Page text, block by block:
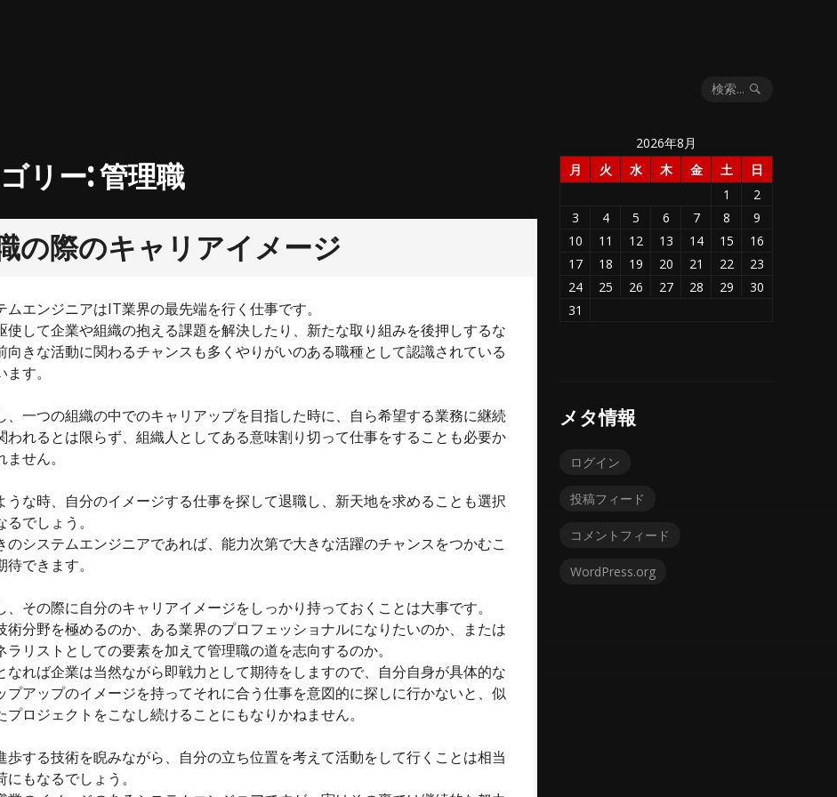
検索...
リー:管理職
の際のキャリアイメージ
ムエンジニアはIT業界の最先端を行く仕事です。
使して企業や組織の抱える課題を解決したり、新たな取り組みを後押しするな
向きな活動に関わるチャンスも多くやりがいのある職種として認識されている
ます。
、一つの組織の中でのキャリアップを目指した時に、自ら希望する業務に継続
われるとは限らず、組織人としてある意味割り切って仕事をすることも必要か
ません。
うな時、自分のイメージする仕事を探して退職し、新天地を求めることも選択
るでしょう。
のシステムエンジニアであれば、能力次第で大きな活躍のチャンスをつかむこ
待できます。
、その際に自分のキャリアイメージをしっかり持っておくことは大事です。
術分野を極めるのか、ある業界のプロフェッショナルになりたいのか、または
ラリストとしての要素を加えて管理職の道を志向するのか。
なれば企業は当然ながら即戦力として期待をしますので、自分自身が具体的な
プアップのイメージを持ってそれに合う仕事を意図的に探しに行かないと、似
プロジェクトをこなし続けることにもなりかねません。
歩する技術を睨みながら、自分の立ち位置を考えて活動をして行くことは相当
にもなるでしょう。
2026年8月
月
火 水 木 金 土
日
1
2
3
4 5 6 7 8
9
10
11 12 13 14 15
16
17
18 19 20 21 22
23
24
25 26 27 28 29
30
31
メタ情報
ログイン
投稿フィード
コメントフィード
WordPress.org